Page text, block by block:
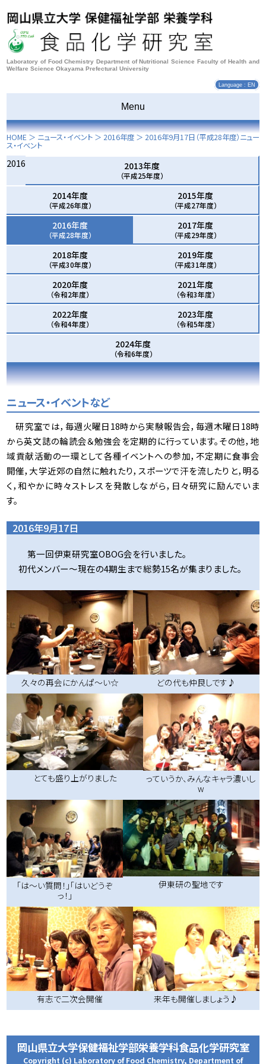
Laboratory of Food Chemistry Department of Nutritional Science Faculty of Health and
Welfare Science Okayama Prefectural University
Language : EN
Menu
HOME ＞ ニュース・イベント ＞ 2016年度 ＞ 2016年9月17日 （平成28年度）ニュー
ス・イベント
2016 2013年度
（平成25年度）
2014年度
（平成26年度）
2015年度
（平成27年度）
2016年度
（平成28年度）
2017年度
（平成29年度）
2018年度
（平成30年度）
2019年度
（平成31年度）
2020年度
（令和2年度）
2021年度
（令和3年度）
2022年度
（令和4年度）
2023年度
（令和5年度）
2024年度
（令和6年度）
ニュース・イベントなど
研究室では，毎週火曜日18時から実験報告会，毎週木曜日18時
から英文誌の輪読会＆勉強会を定期的に行っています。その他，地
域貢献活動の一環として各種イベントへの参加，不定期に食事会
開催，大学近郊の自然に触れたり，スポーツで汗を流したりと，明る
く，和やかに時々ストレスを発散しながら，日々研究に励んでいま
す。
2016年9月17日
第一回伊東研究室OBOG会を行いました。
初代メンバー～現在の4期生まで総勢15名が集まりました。
久々の再会にかんぱ～い☆ どの代も仲良しです♪
とても盛り上がりました
っていうか、みんなキャラ濃いし
w
「は～い質問！」「はいどうぞ
っ！」
伊東研の聖地です
有志で二次会開催 来年も開催しましょう♪
岡山県立大学保健福祉学部栄養学科食品化学研究室
Copyright (c) Laboratory of Food Chemistry, Department of